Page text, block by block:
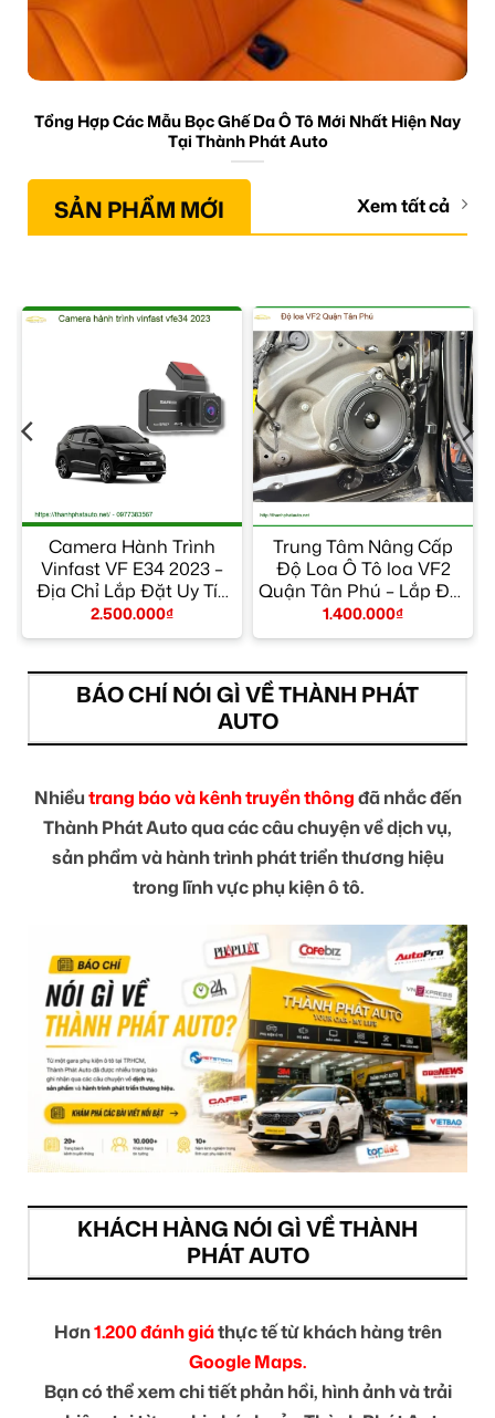
Tổng Hợp Các Mẫu Bọc Ghế Da Ô Tô Mới Nhất Hiện Nay
Tại Thành Phát Auto
SẢN PHẨM MỚI Xem tất cả
Camera Hành Trình
Vinfast VF E34 2023 –
Địa Chỉ Lắp Đặt Uy Tín
TPHCM
2.500.000₫
Trung Tâm Nâng Cấp
Độ Loa Ô Tô loa VF2
Quận Tân Phú – Lắp Đặt
Uy Tín TPHCM
1.400.000₫
BÁO CHÍ NÓI GÌ VỀ THÀNH PHÁT
AUTO
Nhiềutrang báo và kênh truyền thôngđã nhắc đến
Thành Phát Auto qua các câu chuyện về dịch vụ,
sản phẩm và hành trình phát triển thương hiệu
trong lĩnh vực phụ kiện ô tô.
KHÁCH HÀNG NÓI GÌ VỀ THÀNH
PHÁT AUTO
Hơn1.200 đánh giáthực tế từ khách hàng trên
Google Maps.
Bạn có thể xem chi tiết phản hồi, hình ảnh và trải